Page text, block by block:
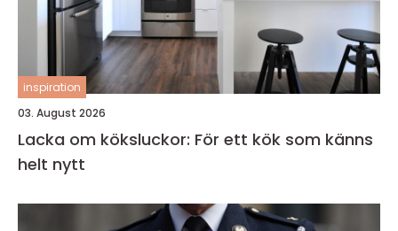
inspiration
03. August 2026
Lacka om köksluckor: För ett kök som känns
helt nytt